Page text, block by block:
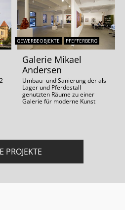
GEWERBEOBJEKTE PFEFFERBERG
Galerie Mikael
Andersen
Umbau- und Sanierung der als
Lager und Pferdestall
genutzten Räume zu einer
Galerie für moderne Kunst
PROJEKTE